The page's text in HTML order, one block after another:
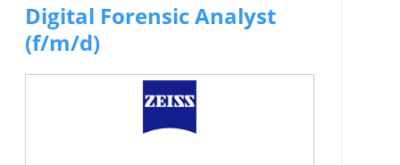
Digital Forensic Analyst
(f/m/d)